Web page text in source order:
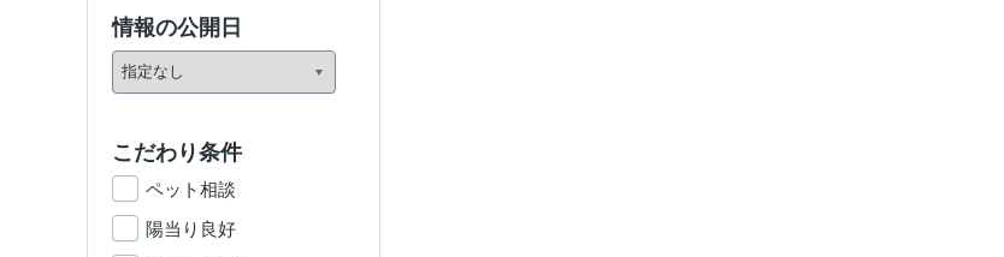
情報の公開日
こだわり条件
ペット相談
陽当り良好